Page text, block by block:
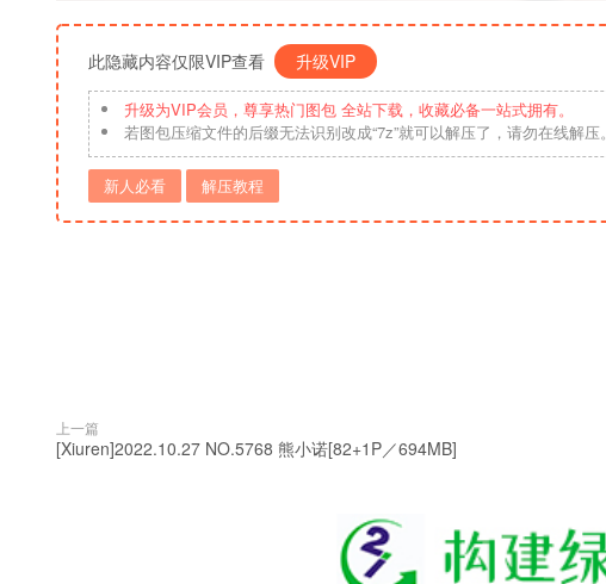
此隐藏内容仅限VIP查看 升级VIP
升级为VIP会员，尊享热门图包 全站下载，收藏必备一站式拥有。
若图包压缩文件的后缀无法识别改成“7z”就可以解压了，请勿在线解压。
新人必看 解压教程
上一篇
[Xiuren]2022.10.27 NO.5768 熊小诺[82+1P／694MB]